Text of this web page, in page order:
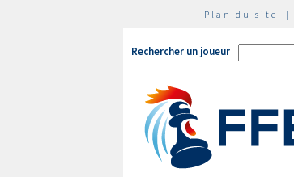
Plan du site |
Rechercher un joueur